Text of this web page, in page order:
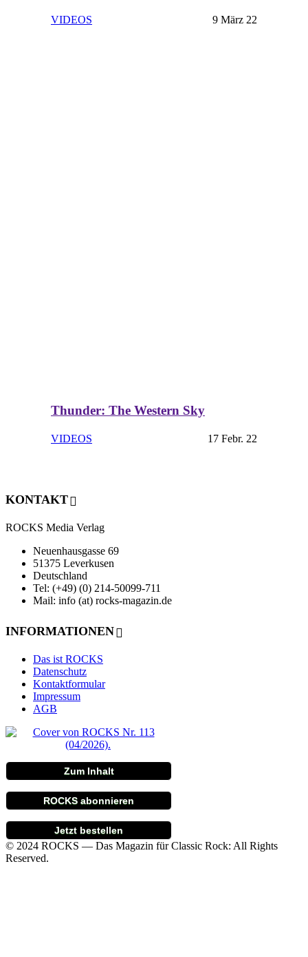
VIDEOS 9 März 22
Thunder: The Western Sky
VIDEOS 17 Febr. 22
KONTAKT
ROCKS Media Verlag
Neuenhausgasse 69
51375 Leverkusen
Deutschland
Tel: (+49) (0) 214-50099-711
Mail: info (at) rocks-magazin.de
INFORMATIONEN
Das ist ROCKS
Datenschutz
Kontaktformular
Impressum
AGB
Zum Inhalt
ROCKS abonnieren
Jetzt bestellen
© 2024 ROCKS — Das Magazin für Classic Rock: All Rights
Reserved.